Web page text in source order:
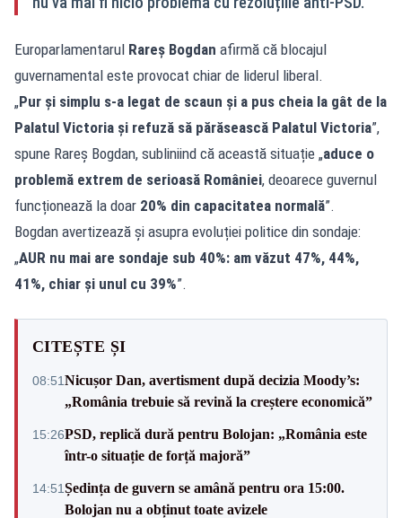
Europarlamentarul Rareș Bogdan afirmă că blocajul
guvernamental este provocat chiar de liderul liberal.
„Pur și simplu s-a legat de scaun și a pus cheia la gât de la
Palatul Victoria și refuză să părăsească Palatul Victoria”,
spune Rareș Bogdan, subliniind că această situație „aduce o
problemă extrem de serioasă României, deoarece guvernul
funcționează la doar 20% din capacitatea normală”.
Bogdan avertizează și asupra evoluției politice din sondaje:
„AUR nu mai are sondaje sub 40%: am văzut 47%, 44%,
41%, chiar și unul cu 39%”.
CITEȘTE ȘI
08:51Nicușor Dan, avertisment după decizia Moody’s:
„România trebuie să revină la creștere economică”
15:26PSD, replică dură pentru Bolojan: „România este
într-o situație de forță majoră”
14:51Ședința de guvern se amână pentru ora 15:00.
Bolojan nu a obținut toate avizele